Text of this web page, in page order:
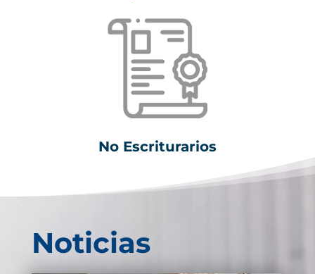
No Escriturarios
Noticias